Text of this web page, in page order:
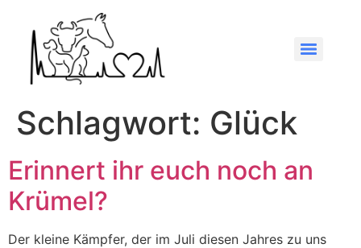
Schlagwort: Glück
Erinnert ihr euch noch an
Krümel?
Der kleine Kämpfer, der im Juli diesen Jahres zu uns